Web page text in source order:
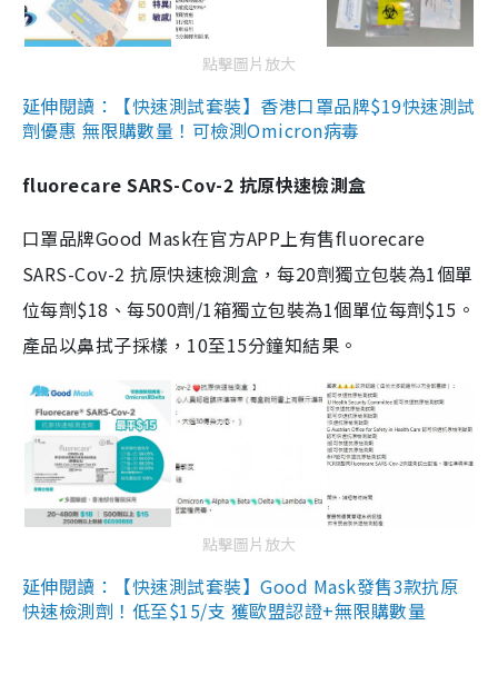
點擊圖片放大
延伸閱讀：【快速測試套裝】香港口罩品牌$19快速測試
劑優惠 無限購數量！可檢測Omicron病毒
fluorecare SARS-Cov-2 抗原快速檢測盒
口罩品牌Good Mask在官方APP上有售fluorecare
SARS-Cov-2 抗原快速檢測盒，每20劑獨立包裝為1個單
位每劑$18、每500劑/1箱獨立包裝為1個單位每劑$15。
產品以鼻拭子採樣，10至15分鐘知結果。
點擊圖片放大
延伸閱讀：【快速測試套裝】Good Mask發售3款抗原
快速檢測劑！低至$15/支 獲歐盟認證+無限購數量